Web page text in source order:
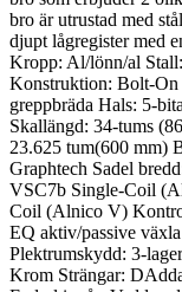
bro är utrustad med
djupt lågregister med
Kropp: Al/lönn/al
Konstruktion: Bolt-
greppbräda Hals: 5-
Skallängd: 34-tums
23.625 tum(600 mm)
Graphtech Sadel
VSC7b Single-Coil
Coil (Alnico V)
EQ aktiv/passive
Plektrumskydd: 3-
Krom Strängar: